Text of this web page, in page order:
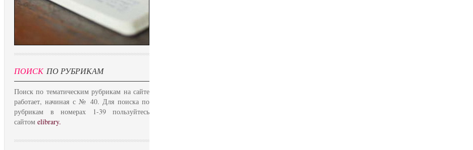
ПОИСК ПО РУБРИКАМ
Поиск по тематическим рубрикам на сайте
работает, начиная с № 40. Для поиска по
рубрикам в номерах 1-39 пользуйтесь
сайтом elibrary.